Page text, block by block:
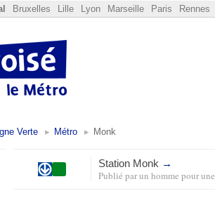
Bruxelles Lille Lyon Marseille Paris Rennes
Verte Métro Monk
Station Monk →
Publié parun homme pour